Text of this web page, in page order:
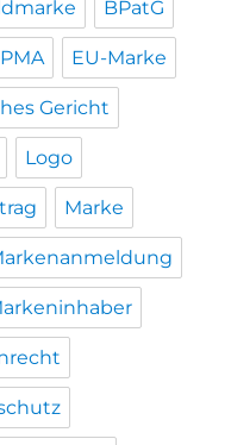
BPatG
EU-Marke
Gericht
Logo
Marke